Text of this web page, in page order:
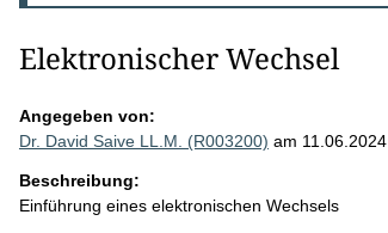
Elektronischer Wechsel
Angegeben von:
Dr. David Saive LL.M. (R003200) am 11.06.2024
Beschreibung:
Einführung eines elektronischen Wechsels